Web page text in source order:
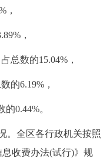
，
，
数的15.04%，
的6.19%，
0.44%。
全区各行政机关按照
息收费办法(试行)》规